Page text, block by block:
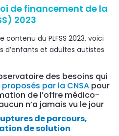
de financement de la
2023
du PLFSS 2023, voici
d’enfants et adultes autistes
des besoins qui
par la CNSApour
de l’offre médico-
n’a jamais vu le jour
de parcours,
de solution